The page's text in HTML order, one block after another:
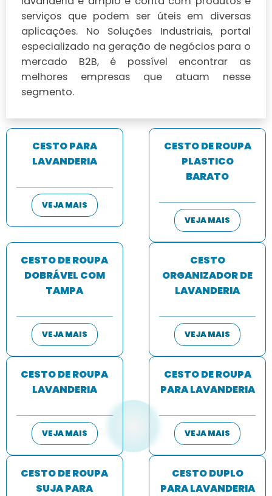
serviços que podem ser úteis em diversas
aplicações. No Soluções Industriais, portal
especializado na geração de negócios para o
mercado B2B, é possível encontrar as
melhores empresas que atuam nesse
segmento.
CESTO PARA
LAVANDERIA
VEJA MAIS
CESTO DE ROUPA
PLASTICO
BARATO
VEJA MAIS
CESTO DE ROUPA
DOBRÁVEL COM
TAMPA
VEJA MAIS
CESTO
ORGANIZADOR DE
LAVANDERIA
VEJA MAIS
CESTO DE ROUPA
LAVANDERIA
VEJA MAIS
CESTO DE ROUPA
PARA LAVANDERIA
VEJA MAIS
CESTO DE ROUPA
SUJA PARA
CESTO DUPLO
PARA LAVANDERIA